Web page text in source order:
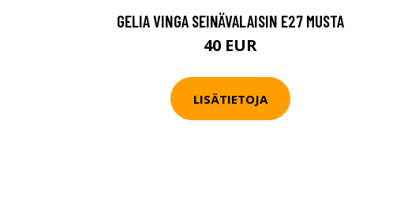
GELIA VINGA SEINÄVALAISIN E27 MUSTA
40 EUR
LISÄTIETOJA